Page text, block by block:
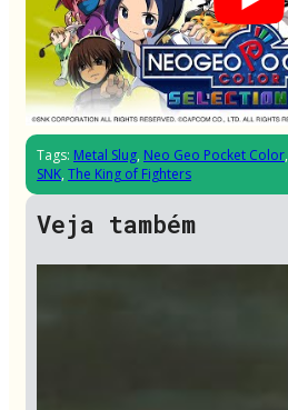
Tags: Metal Slug, Neo Geo Pocket Color,
SNK, The King of Fighters
Veja também